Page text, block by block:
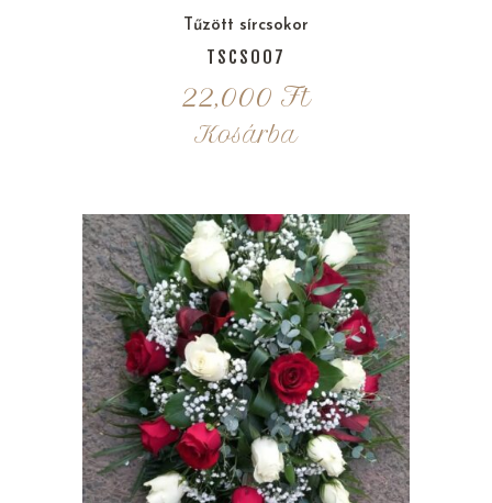
Tűzött sírcsokor
TSCS007
22,000 Ft
Kosárba